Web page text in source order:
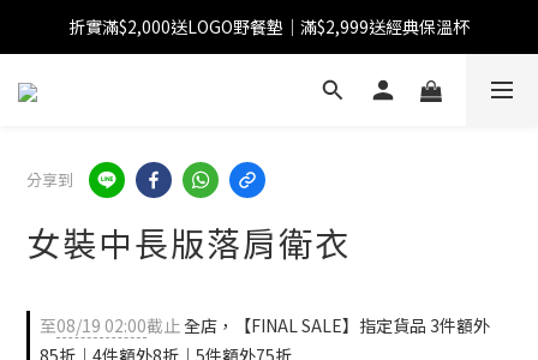
【FINAL SALE】指定商品低至38折
折實滿$2,000送LOGO野餐墊｜滿$2,999送經典保溫杯
【FINAL SALE】全單免運費
分享到
女裝中長版落肩衛衣
至08/19 02:00截止全店，【FINAL SALE】指定貨品 3件額外
85折｜4件額外8折｜5件額外75折